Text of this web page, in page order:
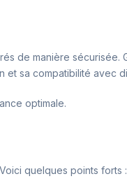
de manière
et sa compatibilité avec
optimale.
quelques points forts :